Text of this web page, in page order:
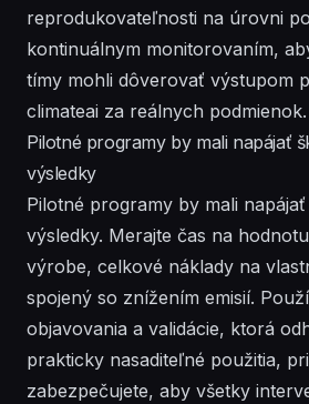
reprodukovateľnosti na úrovni
kontinuálnym monitorovaním,
tímy mohli dôverovať výstupom
climateai za reálnych podmienok.
Pilotné programy by mali napájať
výsledky
Pilotné programy by mali
výsledky. Merajte čas na
výrobe, celkové náklady na
spojený so znížením emisií.
objavovania a validácie, ktorá
prakticky nasaditeľné použitia,
zabezpečujete, aby všetky